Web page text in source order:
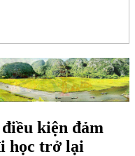
kiện đảm
học trở lại